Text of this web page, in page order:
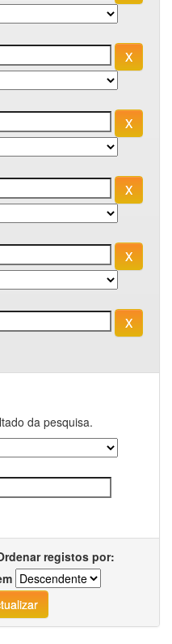
da pesquisa.
registos por: